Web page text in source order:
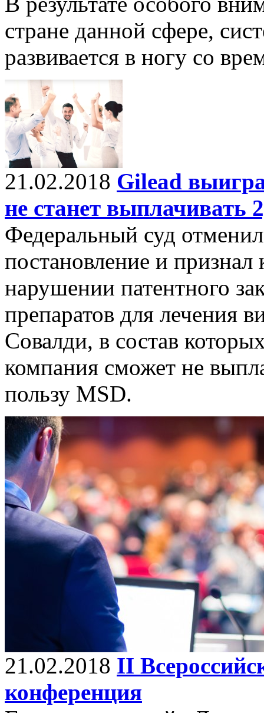
стране данной сфере,
развивается в ногу со
21.02.2018 Gilead
не станет выплачивать
Федеральный суд
постановление и
нарушении патентного
препаратов для лечения
Совалди, в состав
компания сможет не
пользу MSD.
21.02.2018 II
конференция